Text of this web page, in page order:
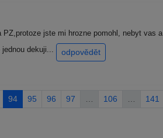
PZ,protoze jste mi hrozne pomohl, nebyt
dekuji...
odpovědět
94 95 96 97 106 141